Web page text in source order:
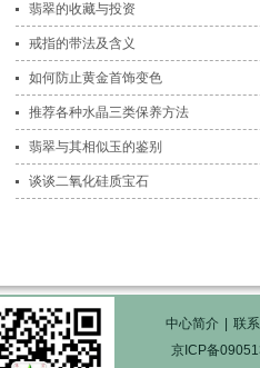
翡翠的收藏与投资
戒指的带法及含义
如何防止黄金首饰变色
推荐各种水晶三类保养方法
翡翠与其相似玉的鉴别
谈谈二氧化硅质宝石
中心简介
联
京ICP备